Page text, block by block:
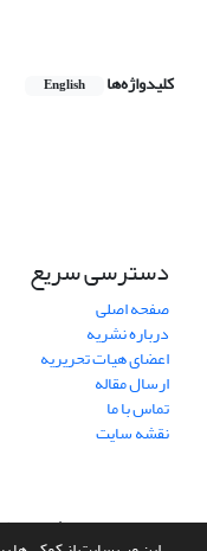
کلیدواژه‌ها English
دسترسی سریع
صفحه اصلی
درباره نشریه
اعضای هیات تحریریه
ارسال مقاله
تماس با ما
نقشه سایت
سامانه مدیریت نشریات